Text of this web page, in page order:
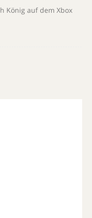
König auf dem Xbox